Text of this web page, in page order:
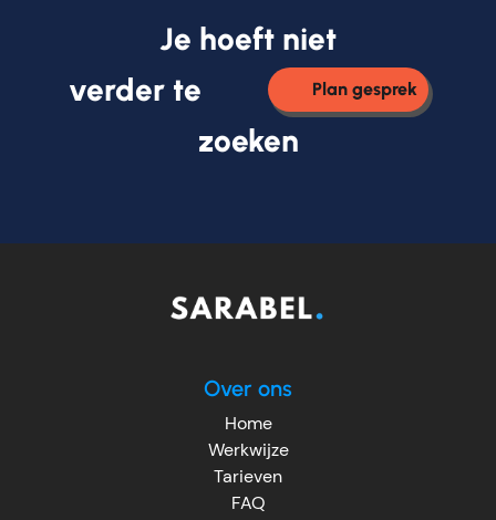
Je hoeft niet
verder te
Plan gesprek
zoeken
Over ons
Home
Werkwijze
Tarieven
FAQ